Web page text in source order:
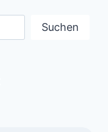
Suchen